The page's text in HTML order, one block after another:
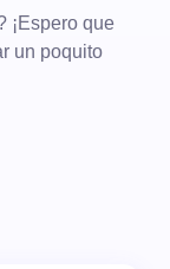
¡Espero que
un poquito